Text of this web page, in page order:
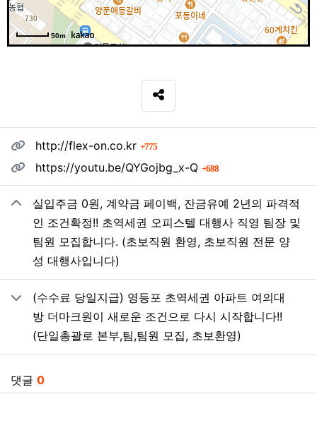
50m
SNS 공유
관련자료http://flex-on.co.kr 775회 연결
https://youtu.be/QYGojbg_x-Q
688회 연결
실입주금 0원, 계약금 페이백, 잔금유예 2년의 파격적
인 조건확정!! 초역세권 오피스텔 대행사 직영 팀장 및
팀원 모집합니다. (초보직원 환영, 초보직원 전문 양
성 대행사입니다)
(수수료 당일지급) 영등포 초역세권 아파트 여의대
방 더마크원이 새로운 조건으로 다시 시작합니다!!
(단일총괄로 본부,팀,팀원 모집, 초보환영)
댓글 0